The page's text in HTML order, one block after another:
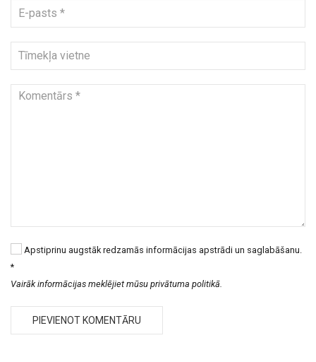
Apstiprinu augstāk redzamās informācijas apstrādi un saglabāšanu.
*
Vairāk informācijas meklējiet mūsu privātuma politikā.